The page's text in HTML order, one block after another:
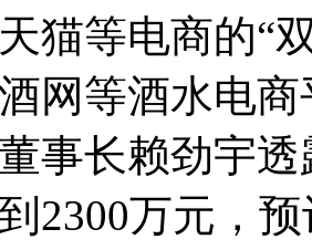
猫等电商的“
网等酒水电
事长赖劲宇
2300万元，